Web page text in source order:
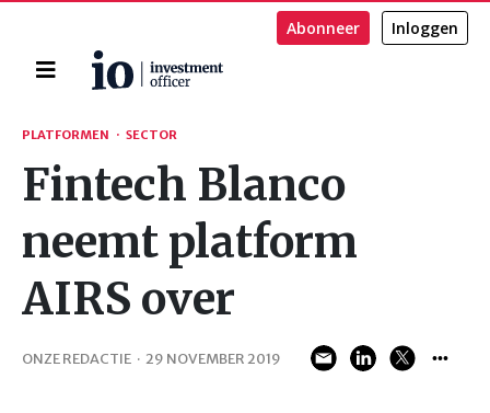
Home
Abonneer Inloggen
Zoeken
PLATFORMEN · SECTOR
Fintech Blanco
neemt platform
AIRS over
ONZE REDACTIE · 29 NOVEMBER 2019